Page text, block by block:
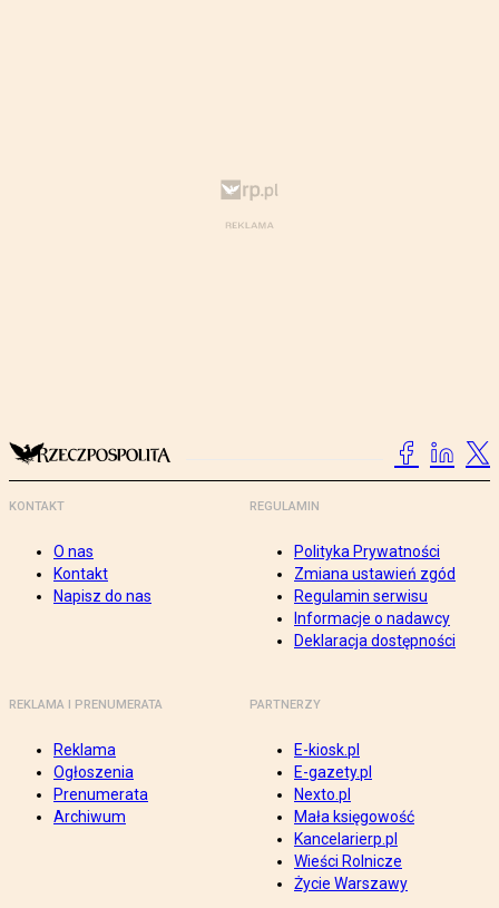
KONTAKT
O nas
Kontakt
Napisz do nas
REGULAMIN
Polityka Prywatności
Zmiana ustawień zgód
Regulamin serwisu
Informacje o nadawcy
Deklaracja dostępności
REKLAMA I PRENUMERATA
Reklama
Ogłoszenia
Prenumerata
Archiwum
PARTNERZY
E-kiosk.pl
E-gazety.pl
Nexto.pl
Mała księgowość
Kancelarierp.pl
Wieści Rolnicze
Życie Warszawy